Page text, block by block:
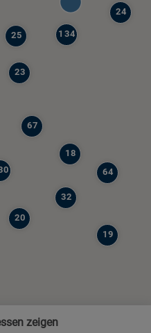
64
67
134
23
19
18
32
20
24
25
zeigen